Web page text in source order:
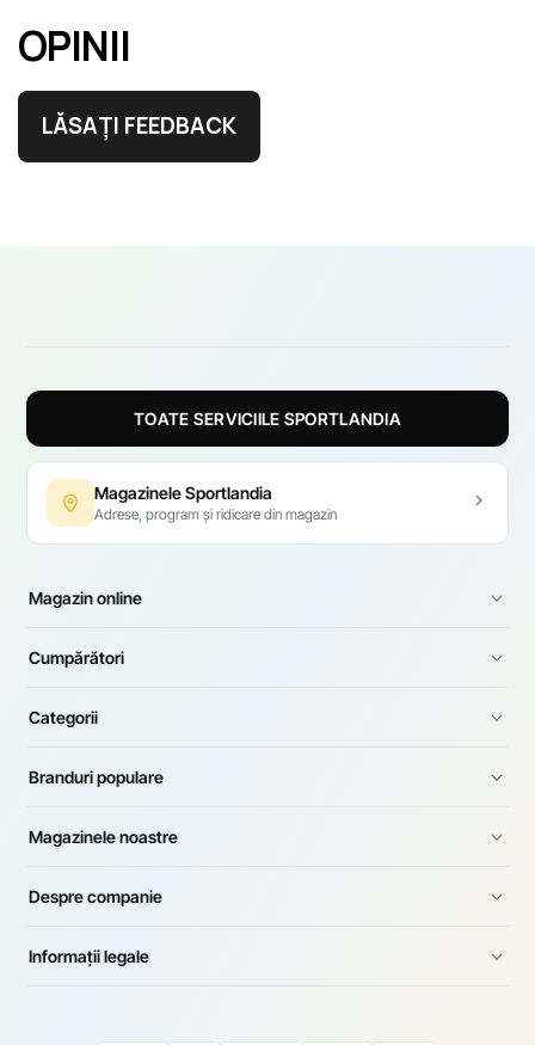
OPINII
LĂSAȚI FEEDBACK
TOATE SERVICIILE SPORTLANDIA
Magazinele Sportlandia
Adrese, program și ridicare din magazin
Magazin online
Cumpărători
Categorii
Branduri populare
Magazinele noastre
Despre companie
Informații legale